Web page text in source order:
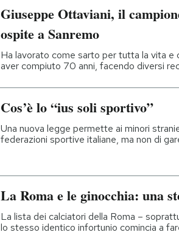
Giuseppe Ottaviani, il
ospite a Sanremo
Ha lavorato come sarto per tutta la vita e
aver compiuto 70 anni, facendo diversi
Cos’è lo “ius soli sportivo”
Una nuova legge permette ai minori
federazioni sportive italiane, ma non di
La Roma e le ginocchia: una
La lista dei calciatori della Roma –
lo stesso identico infortunio comincia a